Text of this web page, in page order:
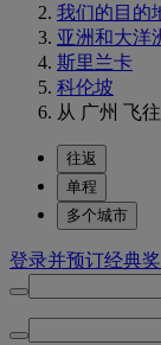
我们的目的
亚洲和大洋
斯里兰卡
科伦坡
从 广州 飞
往返
单程
多个城市
登录并预订经典